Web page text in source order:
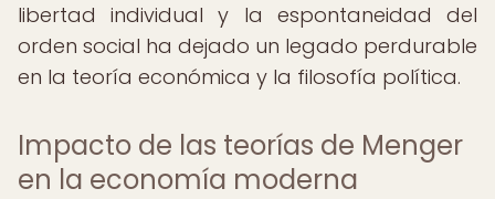
libertad individual y la espontaneidad del
orden social ha dejado un legado perdurable
en la teoría económica y la filosofía política.
Impacto de las teorías de Menger
en la economía moderna